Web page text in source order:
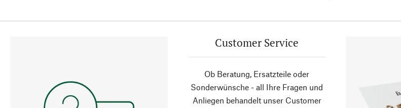
Customer Service
Ob Beratung, Ersatzteile oder
Sonderwünsche - all Ihre Fragen und
Anliegen behandelt unser Customer